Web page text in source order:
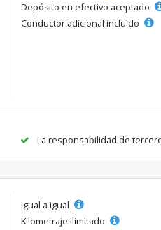
Depósito en efectivo aceptado
Conductor adicional incluido
La responsabilidad de
Igual a igual
Kilometraje ilimitado